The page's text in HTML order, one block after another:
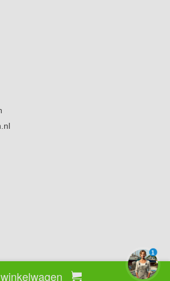
2026 Polyestershoppen bv
1